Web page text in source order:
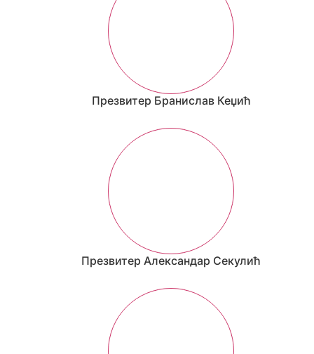
Презвитер Бранислав Кеџић
Презвитер Александар Секулић